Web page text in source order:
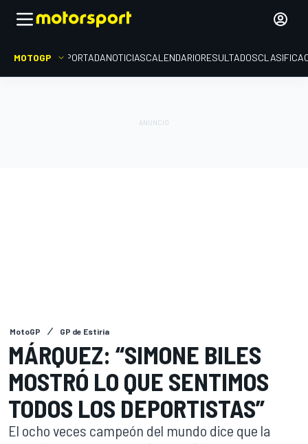
MOTOGP PORTADANOTICIASCALENDARIORESULTADOS
MotoGP GP de Estiria
MÁRQUEZ: “SIMONE BILES
MOSTRÓ LO QUE SENTIMOS
TODOS LOS DEPORTISTAS”
El ocho veces campeón del mundo dice que la